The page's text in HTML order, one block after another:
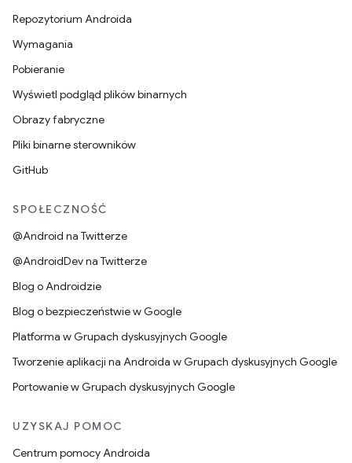
Repozytorium Androida
Wymagania
Pobieranie
Wyświetl podgląd plików binarnych
Obrazy fabryczne
Pliki binarne sterowników
GitHub
SPOŁECZNOŚĆ
@Android na Twitterze
@AndroidDev na Twitterze
Blog o Androidzie
Blog o bezpieczeństwie w Google
Platforma w Grupach dyskusyjnych Google
Tworzenie aplikacji na Androida w Grupach dyskusyjnych Google
Portowanie w Grupach dyskusyjnych Google
UZYSKAJ POMOC
Centrum pomocy Androida